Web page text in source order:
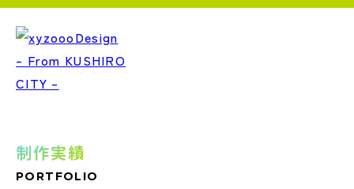
制作実績
PORTFOLIO